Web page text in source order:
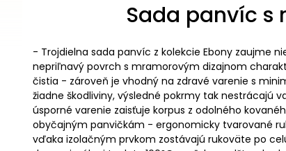
Sada panvíc s
- Trojdielna sada panvíc z kolekcie Ebony zaujme
nepriľnavý povrch s mramorovým dizajnom
čistia - zároveň je vhodný na zdravé varenie s
žiadne škodliviny, výsledné pokrmy tak
úsporné varenie zaisťuje korpus z odolného
obyčajným panvičkám - ergonomicky tvarované
vďaka izolačným prvkom zostávajú rukoväte po